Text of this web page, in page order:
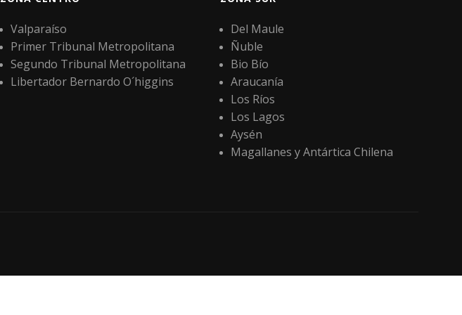
Valparaíso
Primer Tribunal Metropolitana
Segundo Tribunal Metropolitana
Libertador Bernardo O´higgins
Del Maule
Ñuble
Bio Bío
Araucanía
Los Ríos
Los Lagos
Aysén
Magallanes y Antártica Chilena